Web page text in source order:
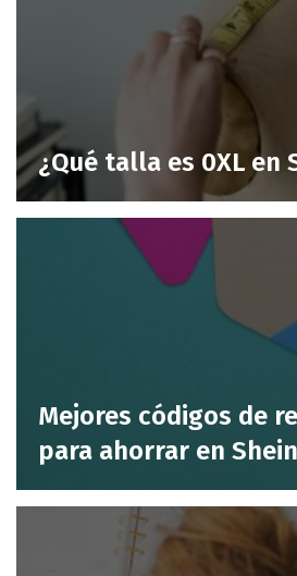
¿Qué talla es 0XL en
Mejores códigos de
para ahorrar en Shein